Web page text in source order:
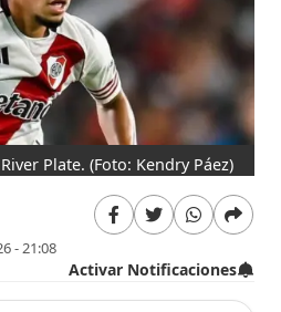
Plate. (Foto: Kendry Páez)
- 21:08
Activar Notificaciones